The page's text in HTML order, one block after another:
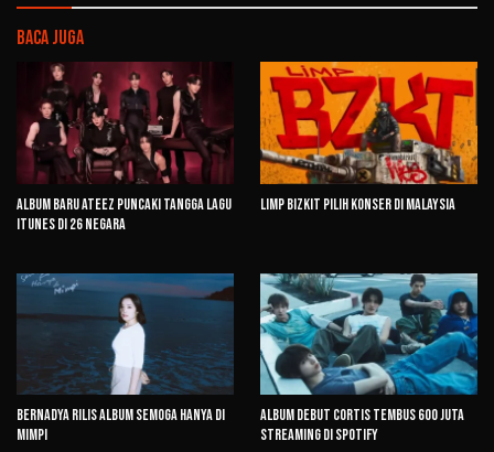
Baca Juga
Album Baru ATEEZ Puncaki Tangga Lagu
iTunes di 26 Negara
Limp Bizkit Pilih Konser di Malaysia
Bernadya Rilis Album Semoga Hanya di
Mimpi
Album Debut CORTIS Tembus 600 Juta
Streaming di Spotify